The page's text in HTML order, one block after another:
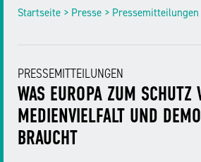
für
Roadshow
gegen
Desinformation
Startseite > Presse > Pressemitteilungen
PRESSEMITTEILUNGEN
WAS EUROPA ZUM SCHUTZ
MEDIENVIELFALT UND
BRAUCHT